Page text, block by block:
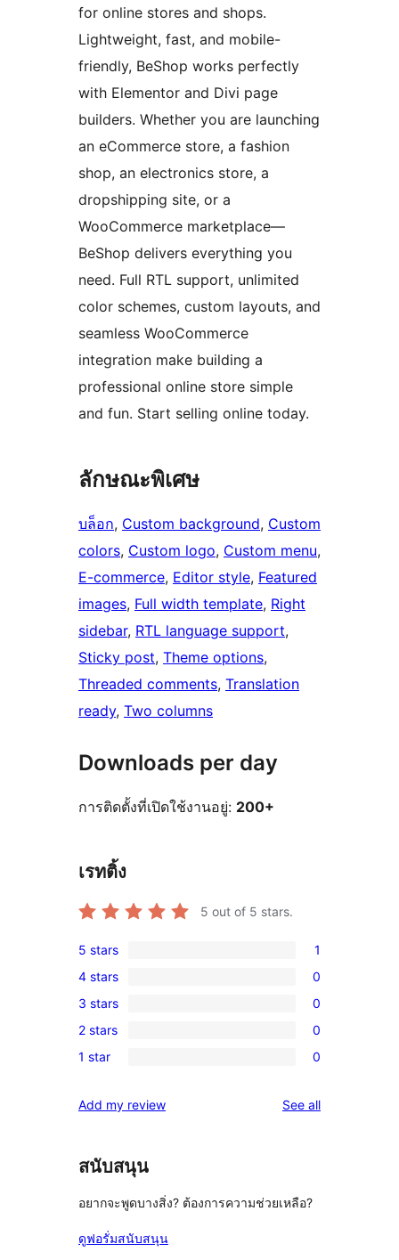
for online stores and shops.
Lightweight, fast, and mobile-
friendly, BeShop works perfectly
with Elementor and Divi page
builders. Whether you are launching
an eCommerce store, a fashion
shop, an electronics store, a
dropshipping site, or a
WooCommerce marketplace—
BeShop delivers everything you
need. Full RTL support, unlimited
color schemes, custom layouts, and
seamless WooCommerce
integration make building a
professional online store simple
and fun. Start selling online today.
ลักษณะพิเศษ
บล็อก, Custom background, Custom
colors, Custom logo, Custom menu
E-commerce, Editor style, Featured
images, Full width template, Right
sidebar, RTL language support
Sticky post, Theme options
Threaded comments, Translation
ready, Two columns
Downloads per day
การติดตั้งที่เปิดใช้งานอยู่: 200+
เรทติ้ง
5 out of 5 stars.
1
5-
star
review
5 stars 1
0
4-
star
reviews
4 stars 0
0
3-
star
3 stars 0
0
2-
reviews
2 stars 0
0
star
1 star 0
Add my review See allreviews
สนับสนุน
อยากจะพูดบางสิ่ง? ต้องการความช่วยเหลือ?
ดูฟอรั่มสนับสนุน